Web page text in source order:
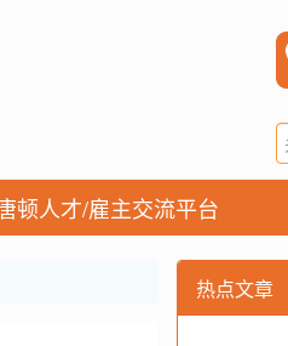
顿人才/雇主交流平台
热点文章